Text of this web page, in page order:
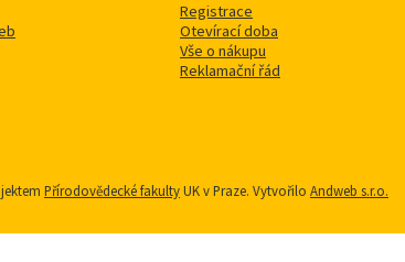
Registrace
Otevírací doba
Vše o nákupu
Reklamační řád
Přírodovědecké fakultyUK v Praze. Vytvořilo Andweb s.r.o.